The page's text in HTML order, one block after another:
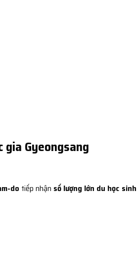
gia Gyeongsang
do tiếp nhận số lượng lớn du học sinh